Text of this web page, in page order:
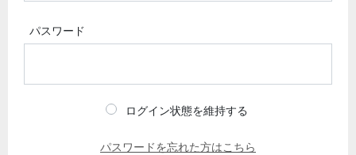
パスワード
ログイン状態を維持する
パスワードを忘れた方はこちら